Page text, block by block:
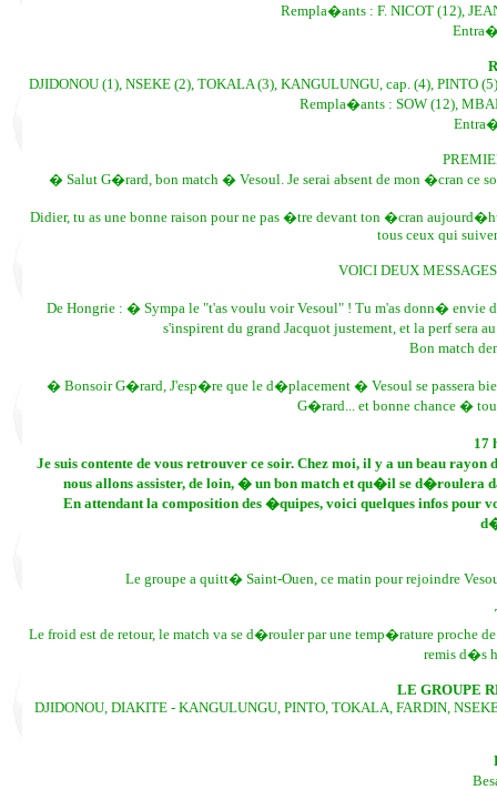
Rempla�ants : F. NICOT (12),
DJIDONOU (1), NSEKE (2), TOKALA (3), KANGULUNGU, cap. (4), PINTO
Rempla�ants : SOW (12),
� Salut G�rard, bon match � Vesoul. Je serai absent de mon �cran ce
Didier, tu as une bonne raison pour ne pas �tre devant ton �cran
tous ceux qui
VOICI DEUX
De Hongrie : � Sympa le "t'as voulu voir Vesoul" ! Tu m'as donn� envie
s'inspirent du grand Jacquot justement, et la perf sera
Bon match
� Bonsoir G�rard, J'esp�re que le d�placement � Vesoul se passera
G�rard... et bonne chance �
17
Je suis contente de vous retrouver ce soir. Chez moi, il y a un beau
nous allons assister, de loin, � un bon match et qu�il se
En attendant la composition des �quipes, voici quelques infos pour
Le groupe a quitt� Saint-Ouen, ce matin pour rejoindre
Le froid est de retour, le match va se d�rouler par une temp�rature proche
remis d�s
LE GROUPE
DJIDONOU, DIAKITE - KANGULUNGU, PINTO, TOKALA, FARDIN,